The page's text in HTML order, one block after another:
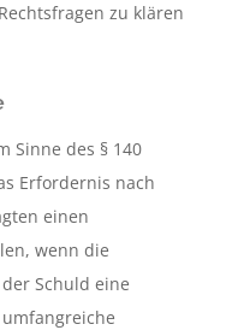
zu klären
Sinne des § 140
Erfordernis nach
einen
wenn die
Schuld eine